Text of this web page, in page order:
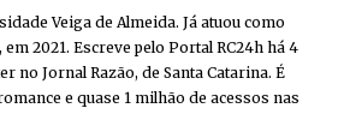
Veiga de Almeida. Já atuou como
2021. Escreve pelo Portal RC24h há 4
no Jornal Razão, de Santa Catarina. É
e quase 1 milhão de acessos nas